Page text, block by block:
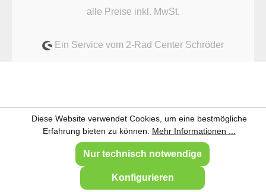
alle Preise inkl. MwSt.
Ein Service vom 2-Rad Center Schröder
Diese Website verwendet Cookies, um eine bestmögliche
Erfahrung bieten zu können. Mehr Informationen ...
Nur technisch notwendige
Konfigurieren